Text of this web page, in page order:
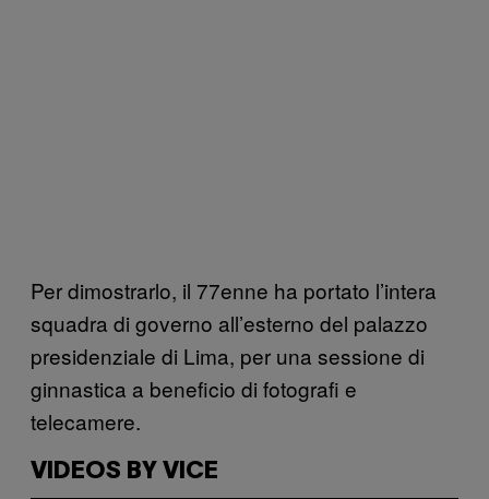
Per dimostrarlo, il 77enne ha portato l’intera
squadra di governo all’esterno del palazzo
presidenziale di Lima, per una sessione di
ginnastica a beneficio di fotografi e
telecamere.
VIDEOS BY VICE